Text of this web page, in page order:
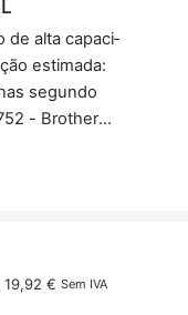
de alta ca­pa­ci­
es­ti­mada:
se­gundo
- Brother
19,92 € Sem IVA